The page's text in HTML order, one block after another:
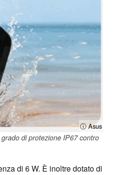
ⓘ Asus
di protezione IP67 contro
di 6 W. È inoltre dotato di